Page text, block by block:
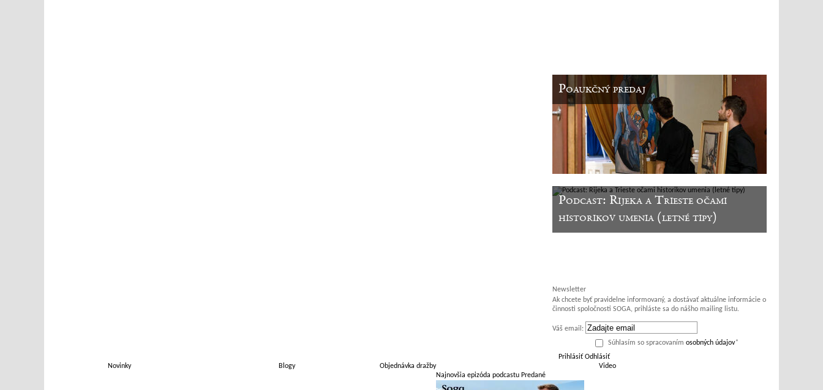
Poaukčný predaj
Podcast: Rijeka a Trieste očami
historikov umenia (letné tipy)
Newsletter
Ak chcete byť pravidelne informovaný, a dostávať aktuálne informácie o
činnosti spoločnosti SOGA, prihláste sa do nášho mailing listu.
Váš email:
Súhlasím so spracovaním osobných údajov*
Prihlásiť Odhlásiť
Novinky
Blogy Objednávka dražby Video
Najnovšia epizóda podcastu Predané